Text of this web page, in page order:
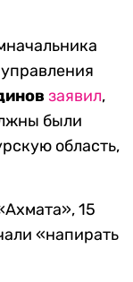
заявил,
были
область,
15
«напирать